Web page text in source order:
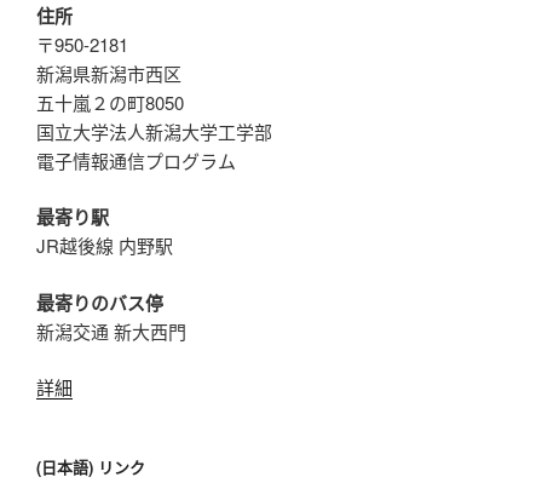
住所
〒950-2181
新潟県新潟市西区
五十嵐２の町8050
国立大学法人新潟大学工学部
電子情報通信プログラム
最寄り駅
JR越後線 内野駅
最寄りのバス停
新潟交通 新大西門
詳細
(日本語) リンク